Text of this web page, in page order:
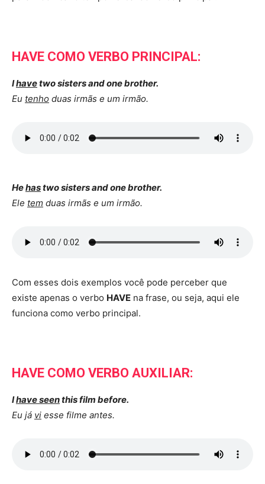
HAVE COMO VERBO PRINCIPAL:
Ihavetwo sisters and one brother.
Eu tenho duas irmãs e um irmão.
Hehastwo sisters and one brother.
Ele tem duas irmãs e um irmão.
Com esses dois exemplos você pode perceber que
existe apenas o verbo HAVE na frase, ou seja, aqui ele
funciona como verbo principal.
HAVE COMO VERBO AUXILIAR:
Ihave seenthis film before.
Eu já vi esse filme antes.